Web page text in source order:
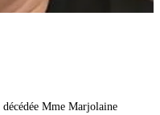
Mme Marjolaine